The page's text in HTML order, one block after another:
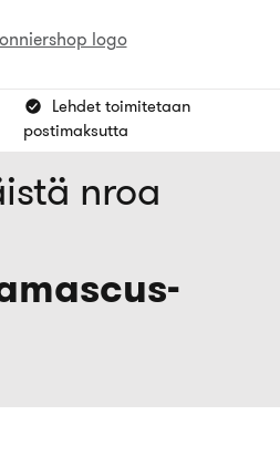
Lehdet toimitetaan
postimaksutta
nroa